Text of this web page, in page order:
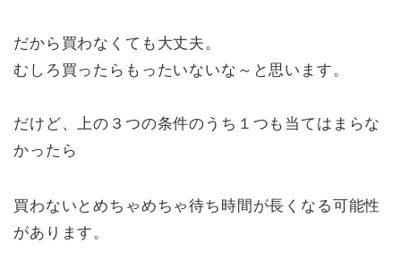
だから買わなくても大丈夫。
むしろ買ったらもったいないな～と思います。
だけど、上の３つの条件のうち１つも当てはまらな
かったら
買わないとめちゃめちゃ待ち時間が長くなる可能性
があります。